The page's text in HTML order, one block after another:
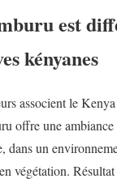
est
kényanes
associent le
offre une
dans un
végétation.